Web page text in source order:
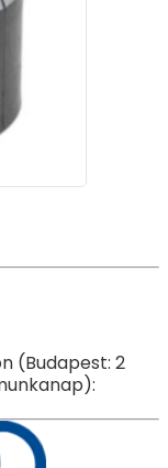
(Budapest: 2